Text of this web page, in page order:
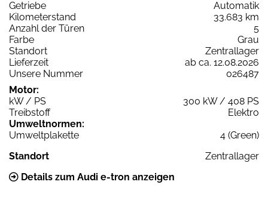
Getriebe
Automatik
Kilometerstand
33.683 km
Anzahl der Türen
5
Farbe
Grau
Standort
Zentrallager
Lieferzeit
ab ca. 12.08.2026
Unsere Nummer
026487
Motor:
kW / PS
300 kW / 408 PS
Treibstoff
Elektro
Umweltnormen:
Umweltplakette
4 (Green)
Standort
Zentrallager
Details zum Audi e-tron anzeigen